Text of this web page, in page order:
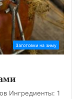
Заготовки на зиму
Ингредиенты: 1